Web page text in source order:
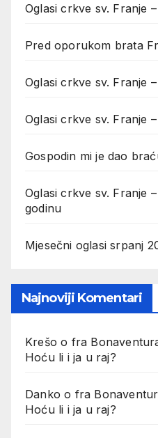
Oglasi crkve sv. Franje
Pred oporukom brata
Oglasi crkve sv. Franje
Oglasi crkve sv. Franje
Gospodin mi je dao
Oglasi crkve sv. Franje
godinu
Mjesečni oglasi srpanj
Najnoviji Komentari
Krešo o fra
Hoću li i ja u raj?
Danko o fra
Hoću li i ja u raj?